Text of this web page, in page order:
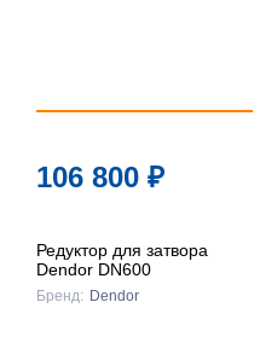
106 800 ₽
Редуктор для затвора
Dendor DN600
Бренд: Dendor